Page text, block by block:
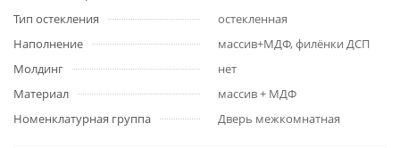
Тип остекления
остекленная
Наполнение
массив+МДФ, филёнки ДСП
Молдинг
нет
Материал
массив + МДФ
Номенклатурная группа
Дверь межкомнатная